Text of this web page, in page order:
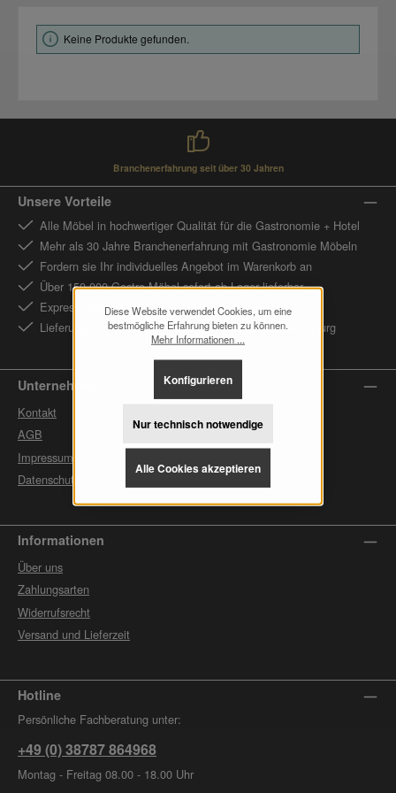
Keine Produkte gefunden.
Branchenerfahrung seit über 30 Jahren
Unsere Vorteile
Alle Möbel in hochwertiger Qualität für die Gastronomie + Hotel
Mehr als 30 Jahre Branchenerfahrung mit Gastronomie Möbeln
Fordern sie Ihr individuelles Angebot im Warenkorb an
Über 150.000 Gastro Möbel sofort ab Lager lieferbar
Express Versand oder Wunschtermin auf Anfrage
Lieferung: Deutschland - Österreich - Schweiz - Luxemburg
Unternehmen
Kontakt
AGB
Impressum
Datenschutz
Informationen
Über uns
Zahlungsarten
Widerrufsrecht
Versand und Lieferzeit
Hotline
Persönliche Fachberatung unter:
+49 (0) 38787 864968
Montag - Freitag 08.00 - 18.00 Uhr
Diese Website verwendet Cookies, um eine
bestmögliche Erfahrung bieten zu können.
Mehr Informationen ...
Nur technisch notwendige
Konfigurieren
Alle Cookies akzeptieren